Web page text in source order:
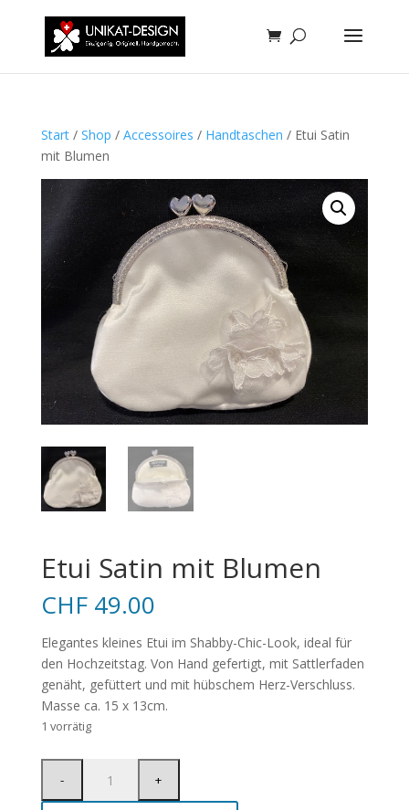
Start/ Shop / Accessoires / Handtaschen / Etui Satin
mit Blumen
Etui Satin mit Blumen
CHF49.00
Elegantes kleines Etui im Shabby-Chic-Look, ideal für
den Hochzeitstag. Von Hand gefertigt, mit Sattlerfaden
genäht, gefüttert und mit hübschem Herz-Verschluss.
Masse ca. 15 x 13cm.
1 vorrätig